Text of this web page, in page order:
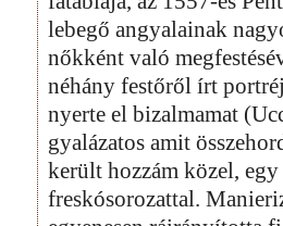
lebegő angyalainak
nőkként való
néhány festőről írt
nyerte el bizalmamat
gyalázatos amit
került hozzám közel,
freskósorozattal.